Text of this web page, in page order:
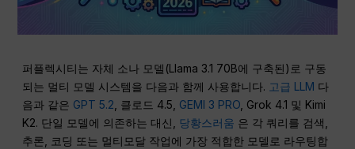
퍼플렉시티는 자체 소나 모델(Llama 3.1 70B에 구축된)로 구동
되는 멀티 모델 시스템을 다음과 함께 사용합니다. 고급 LLM 다
음과 같은 GPT 5.2 , 클로드 4.5, GEMI 3 PRO , Grok 4.1 및 Kimi
K2. 단일 모델에 의존하는 대신, 당황스러움 은 각 쿼리를 검색,
추론, 코딩 또는 멀티모달 작업에 가장 적합한 모델로 라우팅합